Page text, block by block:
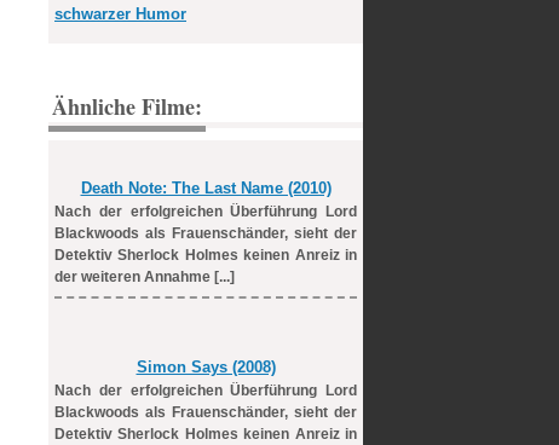
schwarzer Humor
Ähnliche Filme:
Death Note: The Last Name (2010)
Nach der erfolgreichen Überführung Lord
Blackwoods als Frauenschänder, sieht der
Detektiv Sherlock Holmes keinen Anreiz in
der weiteren Annahme [...]
Simon Says (2008)
Nach der erfolgreichen Überführung Lord
Blackwoods als Frauenschänder, sieht der
Detektiv Sherlock Holmes keinen Anreiz in